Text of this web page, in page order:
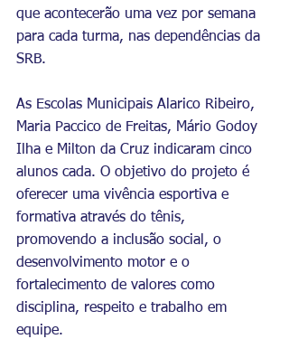
que acontecerão uma vez por semana
para cada turma, nas dependências da
SRB.
As Escolas Municipais Alarico Ribeiro,
Maria Paccico de Freitas, Mário Godoy
Ilha e Milton da Cruz indicaram cinco
alunos cada. O objetivo do projeto é
oferecer uma vivência esportiva e
formativa através do tênis,
promovendo a inclusão social, o
desenvolvimento motor e o
fortalecimento de valores como
disciplina, respeito e trabalho em
equipe.